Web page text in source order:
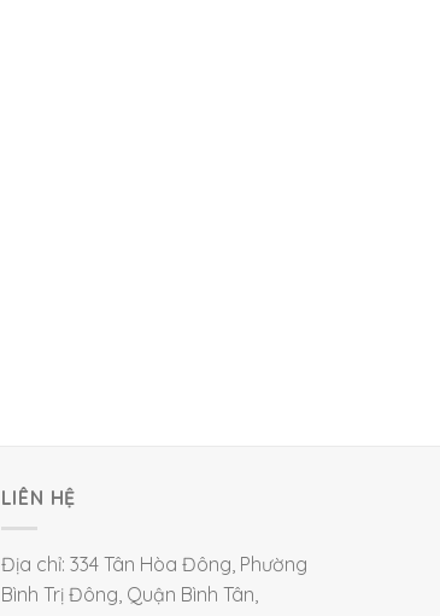
LIÊN HỆ
Địa chỉ: 334 Tân Hòa Đông, Phường
Bình Trị Đông, Quận Bình Tân,